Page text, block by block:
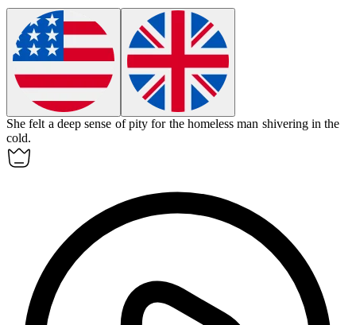
She felt a deep sense ofpity for the homeless man shivering in the
cold.